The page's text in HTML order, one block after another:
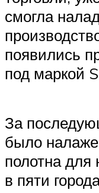
смогла
появились
под маркой
За
было
полотна для
в пяти